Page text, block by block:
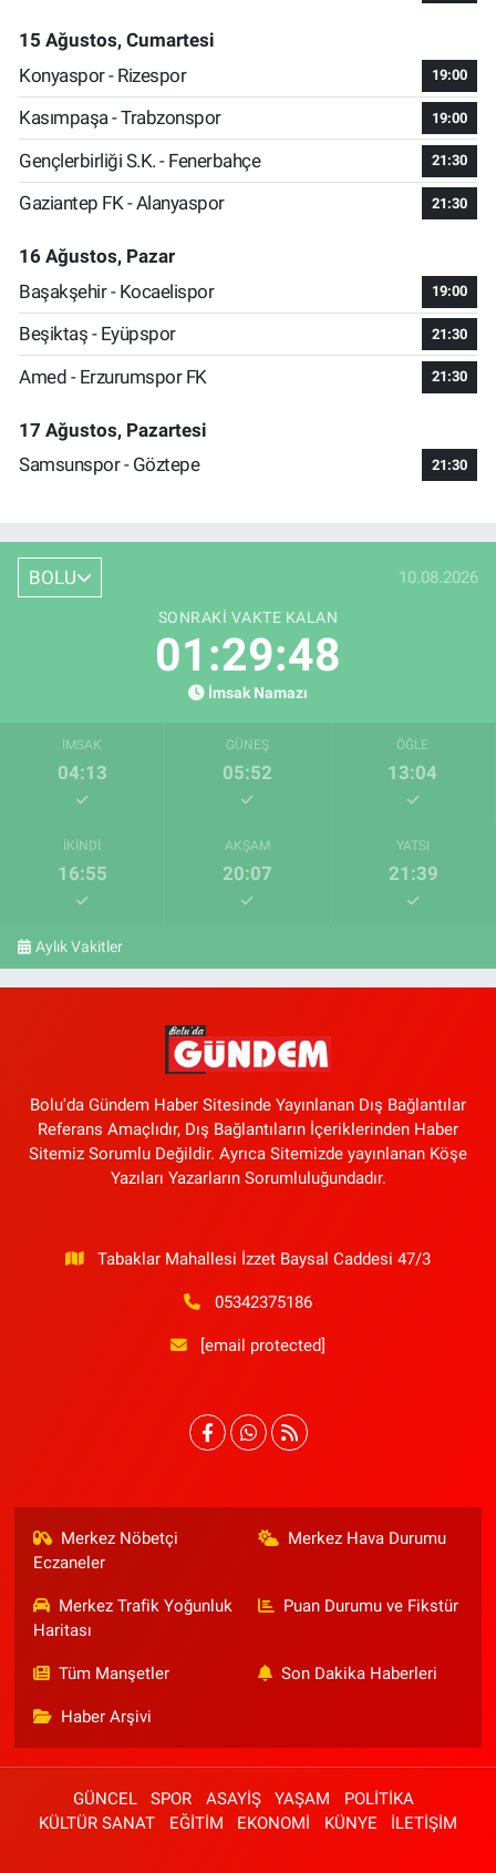
15 Ağustos, Cumartesi
Konyaspor - Rizespor
19:00
Kasımpaşa - Trabzonspor 19:00
Gençlerbirliği S.K. - Fenerbahçe 21:30
Gaziantep FK - Alanyaspor 21:30
16 Ağustos, Pazar
Başakşehir - Kocaelispor
19:00
Beşiktaş - Eyüpspor 21:30
Amed - Erzurumspor FK 21:30
17 Ağustos, Pazartesi
Samsunspor - Göztepe
21:30
BOLU 10.08.2026
SONRAKI VAKTE KALAN
01:29:47
İmsak Namazı
İMSAK
04:13
GÜNEŞ
05:52
ÖĞLE
13:04
İKINDI
16:55
AKŞAM
20:07
YATSI
21:39
Aylık Vakitler
Bolu'da Gündem Haber Sitesinde Yayınlanan Dış Bağlantılar
Referans Amaçlıdır, Dış Bağlantıların İçeriklerinden Haber
Sitemiz Sorumlu Değildir. Ayrıca Sitemizde yayınlanan Köşe
Yazıları Yazarların Sorumluluğundadır.
Tabaklar Mahallesi İzzet Baysal Caddesi 47/3
05342375186
[email protected]
Merkez Nöbetçi
Eczaneler
Merkez Hava Durumu
Merkez Trafik Yoğunluk
Haritası
Puan Durumu ve Fikstür
Tüm Manşetler Son Dakika Haberleri
Haber Arşivi
GÜNCEL SPOR ASAYİŞ YAŞAM
POLİTİKA
KÜLTÜR SANAT
EĞİTİM EKONOMİ KÜNYE İLETİŞİM